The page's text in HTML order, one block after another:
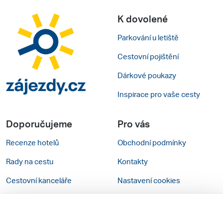
K dovolené
Parkování u letiště
Cestovní pojištění
Dárkové poukazy
Inspirace pro vaše cesty
Doporučujeme
Recenze hotelů
Rady na cestu
Cestovní kanceláře
Pro vás
Obchodní podmínky
Kontakty
Nastavení cookies